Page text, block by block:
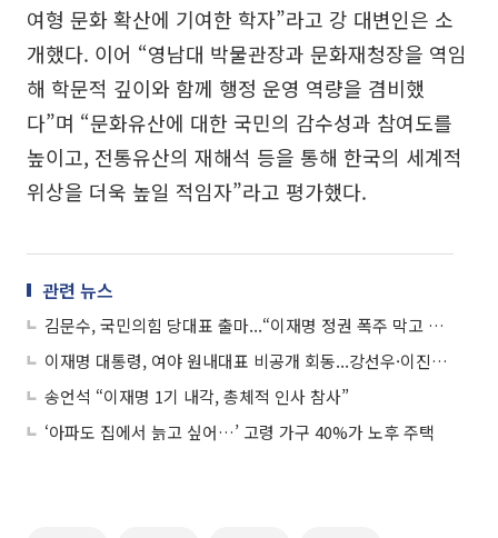
여형 문화 확산에 기여한 학자”라고 강 대변인은 소
개했다. 이어 “영남대 박물관장과 문화재청장을 역임
해 학문적 깊이와 함께 행정 운영 역량을 겸비했
다”며 “문화유산에 대한 국민의 감수성과 참여도를
높이고, 전통유산의 재해석 등을 통해 한국의 세계적
위상을 더욱 높일 적임자”라고 평가했다.
관련 뉴스
김문수, 국민의힘 당대표 출마...“이재명 정권 폭주 막고 당 혁신하겠다”
이재명 대통령, 여야 원내대표 비공개 회동...강선우·이진숙 의견 청취
송언석 “이재명 1기 내각, 총체적 인사 참사”
‘아파도 집에서 늙고 싶어…’ 고령 가구 40%가 노후 주택